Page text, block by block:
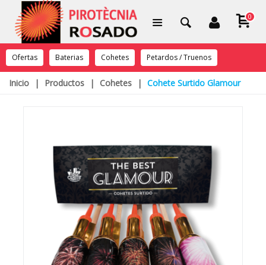
0
Ofertas Baterias Cohetes Petardos / Truenos
Inicio | Productos | Cohetes | Cohete Surtido Glamour